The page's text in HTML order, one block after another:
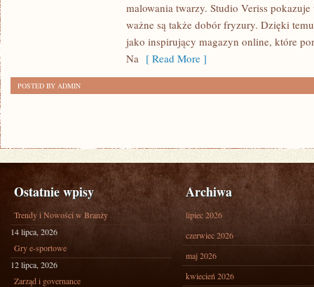
KREATYWNY
MAKIJAŻ
malowania twarzy. Studio Veriss
ważne są także dobór fryzury. Dzięki
jako inspirujący magazyn online, które
Na [ Read More ]
POSTED BY ADMIN
Ostatnie wpisy
Trendy i Nowości w Branży
14 lipca, 2026
Gry e-sportowe
12 lipca, 2026
Zarząd i governance
Archiwa
lipiec 2026
czerwiec 2026
maj 2026
kwiecień 2026